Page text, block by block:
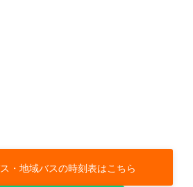
・地域バスの時刻表はこちら